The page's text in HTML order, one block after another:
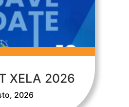
XELA 2026
2026